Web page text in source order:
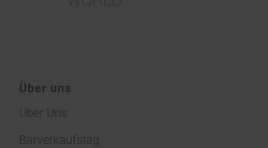
Über uns
Über Uns
Barverkaufstag